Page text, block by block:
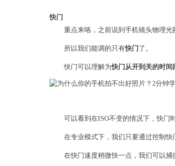
快门
重点来咯，之前说到手机镜头物理光
所以我们能调的只有快门了。
快门可以理解为快门从开到关的时间
可以看到在ISO不变的情况下，快门
在专业模式下，我们只要通过控制快
在快门速度稍微快一点，我们可以捕